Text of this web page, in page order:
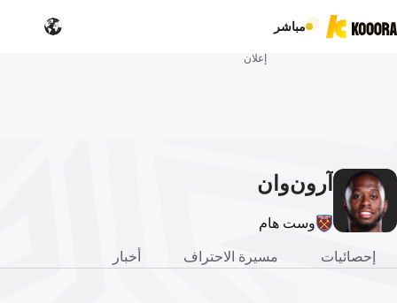
مباشر
إعلان
آرونوان
وست هام
إحصائيات مسيرة الاحتراف أخبار